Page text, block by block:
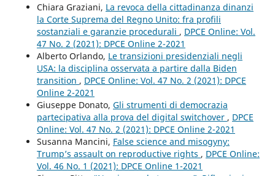
Chiara Graziani, La revoca della cittadinanza dinanzi
la Corte Suprema del Regno Unito: fra profili
sostanziali e garanzie procedurali , DPCE Online: Vol.
47 No. 2 (2021): DPCE Online 2-2021
Alberto Orlando, Le transizioni presidenziali negli
USA: la disciplina osservata a partire dalla Biden
transition , DPCE Online: Vol. 47 No. 2 (2021): DPCE
Online 2-2021
Giuseppe Donato, Gli strumenti di democrazia
partecipativa alla prova del digital switchover , DPCE
Online: Vol. 47 No. 2 (2021): DPCE Online 2-2021
Susanna Mancini, False science and misogyny:
Trump’s assault on reproductive rights , DPCE Online:
Vol. 46 No. 1 (2021): DPCE Online 1-2021